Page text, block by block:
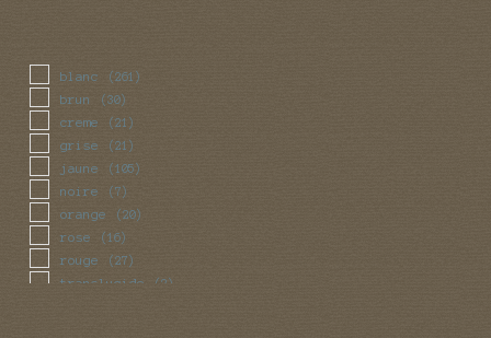
blanc (261)
brun (30)
creme (21)
grise (21)
jaune (105)
noire (7)
orange (20)
rose (16)
rouge (27)
translucide (2)